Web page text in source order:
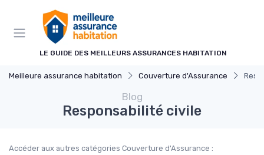
LE GUIDE DES MEILLEURS ASSURANCES HABITATION
Meilleure assurance habitation Couverture d'Assurance
Blog
Responsabilité civile
Accéder aux autres catégories Couverture d'Assurance :
Panneau de gestion des cookies